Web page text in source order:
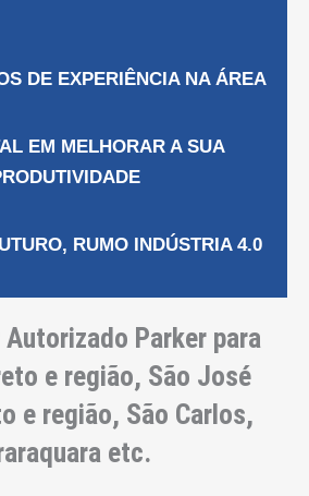
DE EXPERIÊNCIA NA ÁREA
EM MELHORAR A SUA
RUMO INDÚSTRIA 4.0
Parker para
e região, São José
e região, São Carlos,
etc.